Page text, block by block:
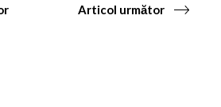
Articol următor